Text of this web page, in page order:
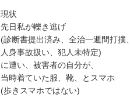
現状
先日私が轢き逃げ
(診断書提出済み、全治一週間打撲、
人身事故扱い、犯人未特定)
に遭い、被害者の自分が、
当時着ていた服、靴、とスマホ
(歩きスマホではない)